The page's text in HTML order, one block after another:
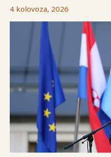
4 kolovoza, 2026